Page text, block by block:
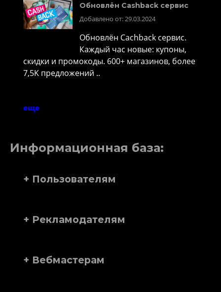
Обновлён Cashback сервис
Добавлено от: 29.03.2024
Обновлён Cachback сервис.
Каждый час новые: купоны,
скидки и промокоды. 600+ магазинов, более
7,5K предложений ..
еще
Информационная база:
+ Пользователям
+ Рекламодателям
+ Вебмастерам